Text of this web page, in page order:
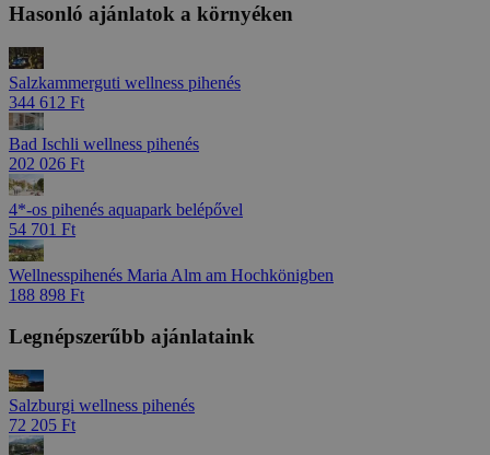
Hasonló ajánlatok a környéken
Salzkammerguti wellness pihenés
344 612 Ft
Bad Ischli wellness pihenés
202 026 Ft
4*-os pihenés aquapark belépővel
54 701 Ft
Wellnesspihenés Maria Alm am Hochkönigben
188 898 Ft
Legnépszerűbb ajánlataink
Salzburgi wellness pihenés
72 205 Ft